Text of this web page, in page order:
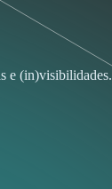
e (in)visibilidades.